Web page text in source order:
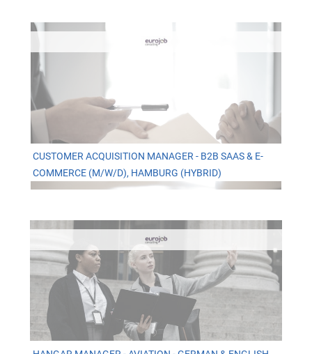
CUSTOMER ACQUISITION MANAGER - B2B SAAS & E-
COMMERCE (M/W/D), HAMBURG (HYBRID)